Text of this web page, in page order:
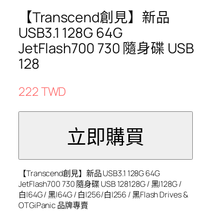
【Transcend創見】新品
USB3.1 128G 64G
JetFlash700 730 隨身碟 USB
128
222 TWD
【Transcend創見】新品 USB3.1 128G 64G
JetFlash700 730 隨身碟 USB 128128G / 黑|128G /
白|64G / 黑|64G / 白|256/白|256 / 黑Flash Drives &
OTGiPanic 品牌專賣